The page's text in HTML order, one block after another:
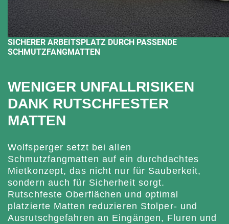
SICHERER ARBEITSPLATZ DURCH PASSENDE
SCHMUTZFANGMATTEN
WENIGER UNFALLRISIKEN
DANK RUTSCHFESTER
MATTEN
Wolfsperger setzt bei allen
Schmutzfangmatten auf ein durchdachtes
Mietkonzept, das nicht nur für Sauberkeit,
sondern auch für Sicherheit sorgt.
Rutschfeste Oberflächen und optimal
platzierte Matten reduzieren Stolper- und
Ausrutschgefahren an Eingängen, Fluren und